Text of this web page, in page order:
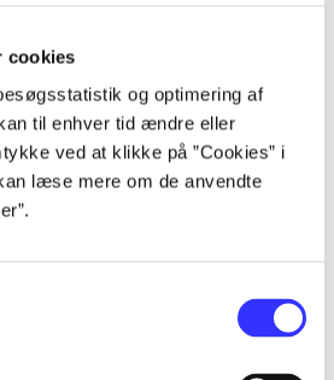
cookies
og optimering af
til enhver tid ændre eller
ved at klikke på ”Cookies” i
læse mere om de anvendte
Bind 1 : Det konkretes videnskab